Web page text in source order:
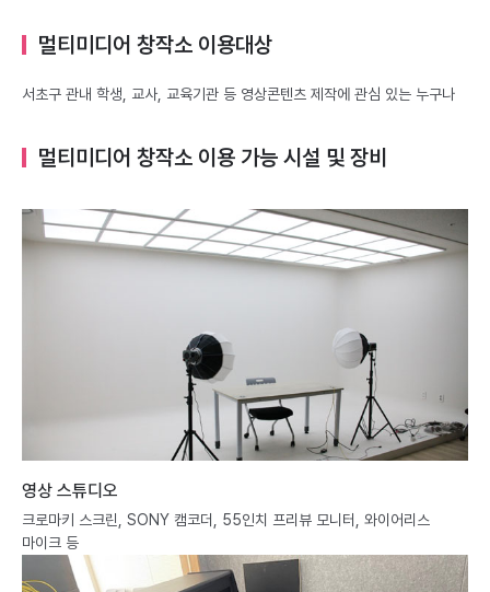
멀티미디어 창작소 이용대상
서초구 관내 학생, 교사, 교육기관 등 영상콘텐츠 제작에 관심 있는 누구나
멀티미디어 창작소 이용 가능 시설 및 장비
영상 스튜디오
크로마키 스크린, SONY 캠코더, 55인치 프리뷰 모니터, 와이어리스
마이크 등